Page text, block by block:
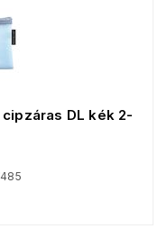
cipzáras DL kék 2-